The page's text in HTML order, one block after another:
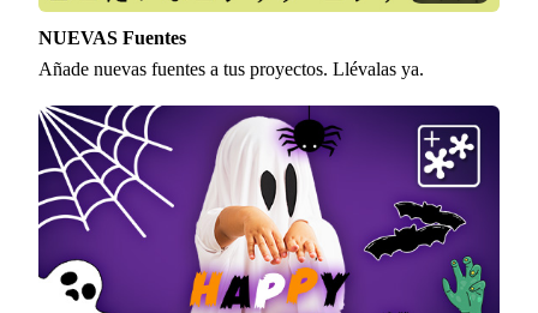
NUEVAS Fuentes
Añade nuevas fuentes a tus proyectos. Llévalas ya.